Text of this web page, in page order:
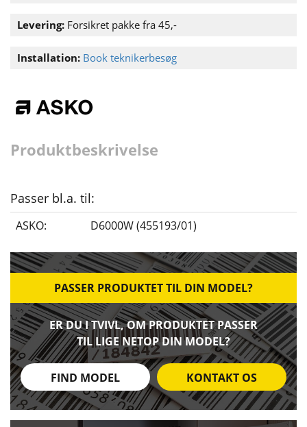
Levering: Forsikret pakke fra 45,-
Installation: Book teknikerbesøg
Produktbeskrivelse
Passer bl.a. til:
ASKO: D6000W (455193/01)
PASSER PRODUKTET TIL DIN MODEL?
ER DU I TVIVL, OM PRODUKTET PASSER
TIL LIGE NETOP DIN MODEL?
FIND MODEL KONTAKT OS